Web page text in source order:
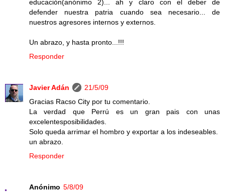
educación(anónimo 2)... ah y claro con el deber de
defender nuestra patria cuando sea necesario... de
nuestros agresores internos y externos.
Un abrazo, y hasta pronto...!!!
Responder
Javier Adán
21/5/09
Gracias Racso City por tu comentario.
La verdad que Perrú es un gran pais con unas
excelentesposibilidades.
Solo queda arrimar el hombro y exportar a los indeseables.
un abrazo.
Responder
Anónimo 5/8/09